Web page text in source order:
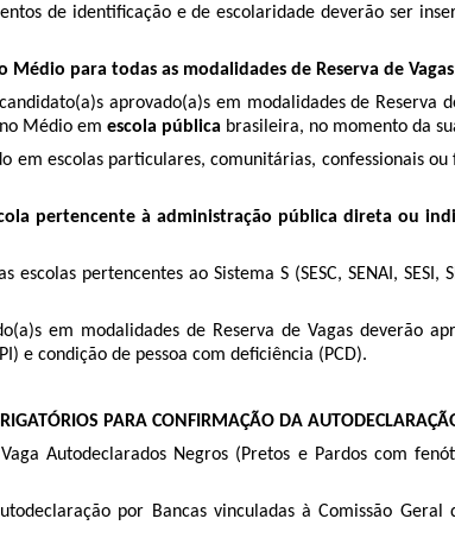
de identificação e de escolaridade deverão ser
para todas as modalidades de Reserva de
aprovado(a)s em modalidades de Reserva
Médio em escola pública brasileira, no momento da
escolas particulares, comunitárias, confessionais
pertencente à administração pública direta ou
escolas pertencentes ao Sistema S (SESC, SENAI,
em modalidades de Reserva de Vagas deverão
e condição de pessoa com deficiência (PCD).
PARA CONFIRMAÇÃO DA
Autodeclarados Negros (Pretos e Pardos com
por Bancas vinculadas à Comissão